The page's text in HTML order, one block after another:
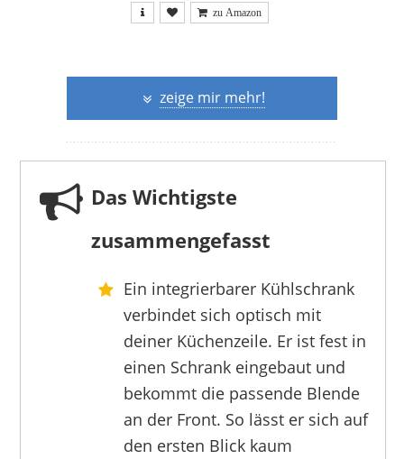
BEKO
669,00 € 399,00 €*
zeige mir mehr!
Das Wichtigste
zusammengefasst
Ein integrierbarer Kühlschrank
verbindet sich optisch mit
deiner Küchenzeile. Er ist fest in
einen Schrank eingebaut und
bekommt die passende Blende
an der Front. So lässt er sich auf
den ersten Blick kaum